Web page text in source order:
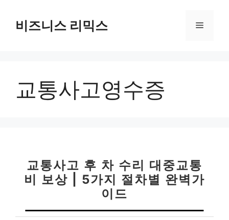
비즈니스 리믹스 메
교통사고영수증
교통사고 후 차 수리 대중교통
비 보상 | 5가지 절차별 완벽가
이드